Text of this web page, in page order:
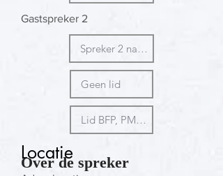
Gastspreker 2
Locatie
Over de spreker